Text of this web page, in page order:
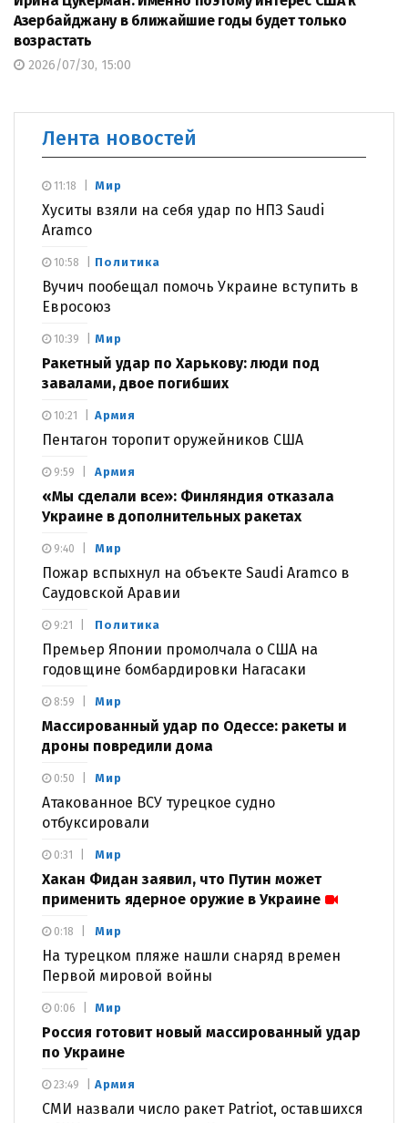
Азербайджану в ближайшие годы будет только
возрастать
2026/07/30, 15:00
Лента новостей
Мир
Хуситы взяли на себя удар по НПЗ Saudi
Aramco
11:18
Политика
Вучич пообещал помочь Украине вступить в
Евросоюз
10:58
Мир
Ракетный удар по Харькову: люди под
завалами, двое погибших
10:39
Армия
Пентагон торопит оружейников США
10:21
Армия
«Мы сделали все»: Финляндия отказала
Украине в дополнительных ракетах
9:59
Мир
Пожар вспыхнул на объекте Saudi Aramco в
Саудовской Аравии
9:40
Политика
Премьер Японии промолчала о США на
годовщине бомбардировки Нагасаки
9:21
Мир
Массированный удар по Одессе: ракеты и
дроны повредили дома
8:59
Мир
Атакованное ВСУ турецкое судно
отбуксировали
0:50
Мир
Хакан Фидан заявил, что Путин может
применить ядерное оружие в Украине
0:31
Мир
На турецком пляже нашли снаряд времен
Первой мировой войны
0:18
Мир
Россия готовит новый массированный удар
по Украине
0:06
Армия
СМИ назвали число ракет Patriot, оставшихся
23:49